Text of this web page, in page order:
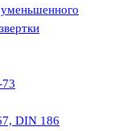
DIN 186